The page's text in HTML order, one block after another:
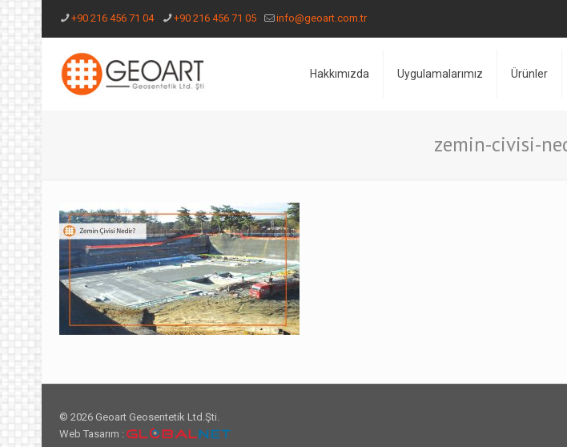
+90 216 456 71 04 +90 216 456 71 05 info@geoart.com.tr
Hakkımızda Uygulamalarımız Ürünler
zemin-civisi-
© 2026 Geoart Geosentetik Ltd.Şti.
Web Tasarım :